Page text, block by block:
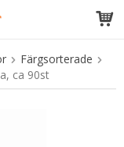
Färgsorterade
ca 90st